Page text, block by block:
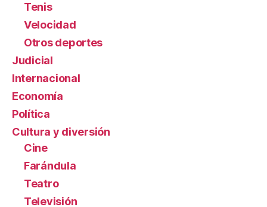
Tenis
Velocidad
Otros deportes
Judicial
Internacional
Economía
Política
Cultura y diversión
Cine
Farándula
Teatro
Televisión